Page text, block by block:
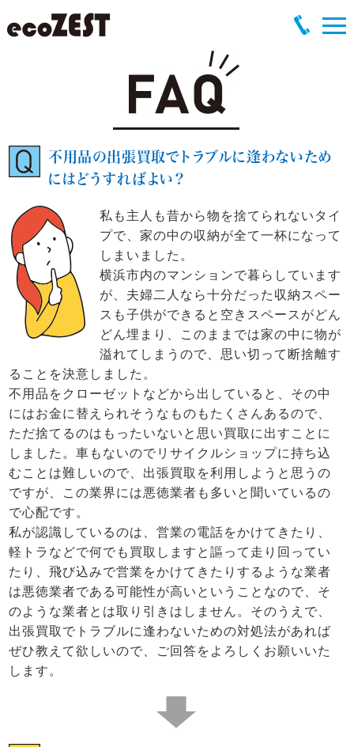
不用品の出張買取でトラブルに逢わないため
にはどうすればよい？
私も主人も昔から物を捨てられないタイ
プで、家の中の収納が全て一杯になって
しまいました。
横浜市内のマンションで暮らしています
が、夫婦二人なら十分だった収納スペー
スも子供ができると空きスペースがどん
どん埋まり、このままでは家の中に物が
溢れてしまうので、思い切って断捨離す
ることを決意しました。
不用品をクローゼットなどから出していると、その中
にはお金に替えられそうなものもたくさんあるので、
ただ捨てるのはもったいないと思い買取に出すことに
しました。車もないのでリサイクルショップに持ち込
むことは難しいので、出張買取を利用しようと思うの
ですが、この業界には悪徳業者も多いと聞いているの
で心配です。
私が認識しているのは、営業の電話をかけてきたり、
軽トラなどで何でも買取しますと謳って走り回ってい
たり、飛び込みで営業をかけてきたりするような業者
は悪徳業者である可能性が高いということなので、そ
のような業者とは取り引きはしません。そのうえで、
出張買取でトラブルに逢わないための対処法があれば
ぜひ教えて欲しいので、ご回答をよろしくお願いいた
します。